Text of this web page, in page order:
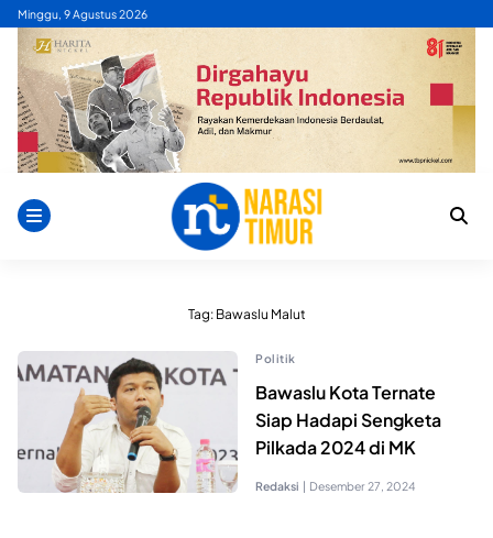
Skip
content
Minggu, 9 Agustus 2026
Tag: Bawaslu Malut
Politik
Bawaslu Kota Ternate
Siap Hadapi Sengketa
Pilkada 2024 di MK
Redaksi | Desember 27, 2024